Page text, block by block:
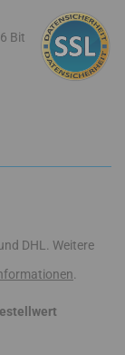
Bit
DHL. Weitere